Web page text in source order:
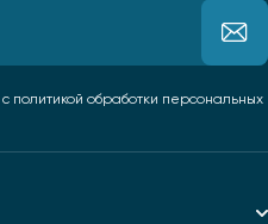
с политикой обработки персональных